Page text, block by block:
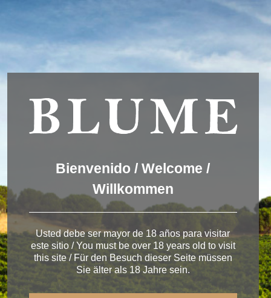
Winery Toro
< Bodega de Toro
invitamos a aceptar. Puede informarse sobre las que estamos
utilizando o desactivarlas en
AJUSTES.
Aceptar Ajustes
Bienvenido / Welcome /
Willkommen
Usted debe ser mayor de 18 años para visitar
este sitio / You must be over 18 years old to visit
this site / Für den Besuch dieser Seite müssen
Sie älter als 18 Jahre sein.